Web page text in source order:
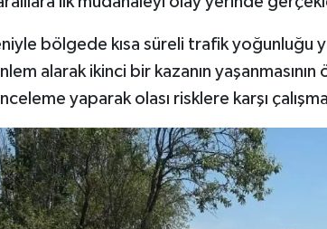
bölgede kısa süreli trafik yoğunluğu
alarak ikinci bir kazanın
yaparak olası risklere karşı